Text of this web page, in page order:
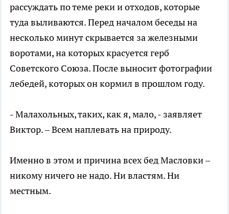
рассуждать по теме реки и отходов, которые
туда выливаются. Перед началом беседы на
несколько минут скрывается за железными
воротами, на которых красуется герб
Советского Союза. После выносит фотографии
лебедей, которых он кормил в прошлом году.
- Малахольных, таких, как я, мало, - заявляет
Виктор. – Всем наплевать на природу.
Именно в этом и причина всех бед Масловки –
никому ничего не надо. Ни властям. Ни
местным.